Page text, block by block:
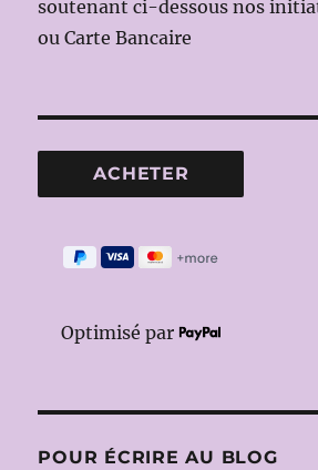
soutenant ci-dessous nos
ou Carte Bancaire
Optimisé par
POUR ÉCRIRE AU BLOG